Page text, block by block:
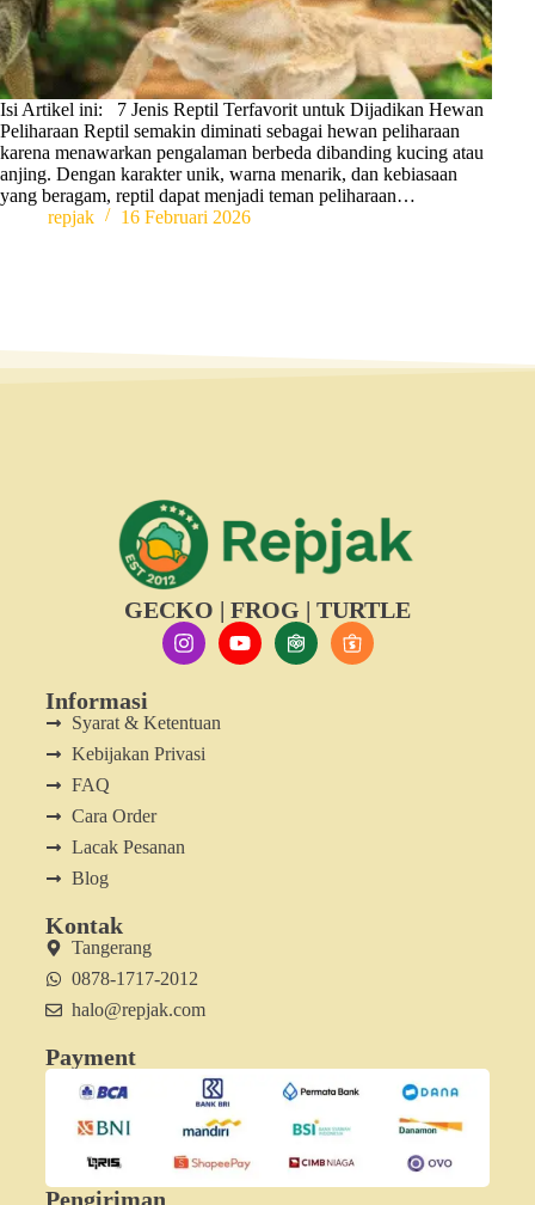
Isi Artikel ini: 7 Jenis Reptil Terfavorit untuk Dijadikan Hewan
Peliharaan Reptil semakin diminati sebagai hewan peliharaan
karena menawarkan pengalaman berbeda dibanding kucing atau
anjing. Dengan karakter unik, warna menarik, dan kebiasaan
yang beragam, reptil dapat menjadi teman peliharaan…
repjak
16 Februari 2026
GECKO | FROG | TURTLE
Informasi
Syarat & Ketentuan
Kebijakan Privasi
FAQ
Cara Order
Lacak Pesanan
Blog
Kontak
Tangerang
0878-1717-2012
halo@repjak.com
Payment
Pengiriman